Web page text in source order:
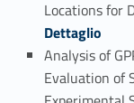
Locations for
Dettaglio
Analysis of
Evaluation of